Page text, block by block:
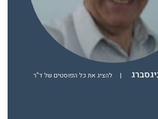
|
להציג את כל הפוסטים של ד"ר